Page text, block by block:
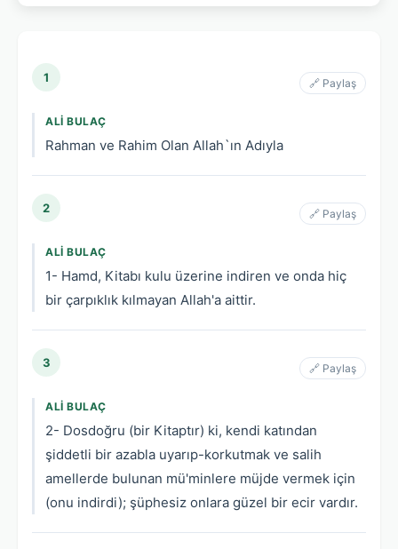
1 🔗 Paylaş
ALI BULAÇ
Rahman ve Rahim Olan Allah`ın Adıyla
2 🔗 Paylaş
ALI BULAÇ
1- Hamd, Kitabı kulu üzerine indiren ve onda hiç
bir çarpıklık kılmayan Allah'a aittir.
3 🔗 Paylaş
ALI BULAÇ
2- Dosdoğru (bir Kitaptır) ki, kendi katından
şiddetli bir azabla uyarıp-korkutmak ve salih
amellerde bulunan mü'minlere müjde vermek için
(onu indirdi); şüphesiz onlara güzel bir ecir vardır.